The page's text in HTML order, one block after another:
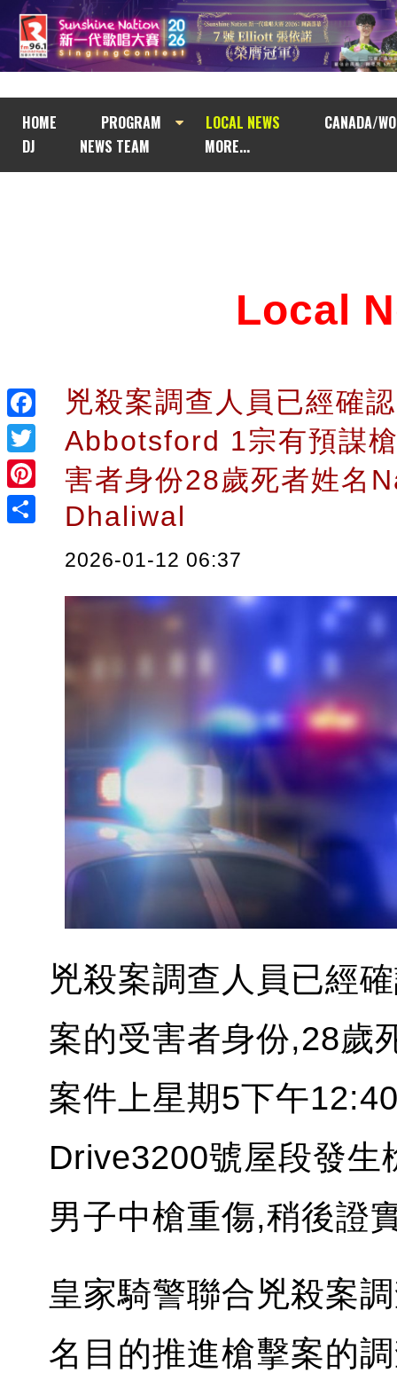
HOME PROGRAM LOCAL NEWS
CANADA/
DJ
NEWS TEAM MORE...
Facebook
Twitter
Pinterest
Local
兇殺案調查人員已經確認
Abbotsford 1宗有預謀
害者身份28歲死者姓名
Dhaliwal
2026-01-12 06:37
兇殺案調查人員已經
案的受害者身份,28歲
案件上星期5下午
Drive3200號屋段發
男子中槍重傷,稍後證
皇家騎警聯合兇殺案
名目的推進槍擊案的